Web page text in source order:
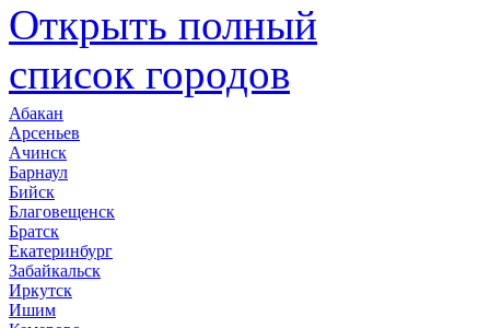
Открыть полный
список городов
Абакан
Арсеньев
Ачинск
Барнаул
Бийск
Благовещенск
Братск
Екатеринбург
Забайкальск
Иркутск
Ишим